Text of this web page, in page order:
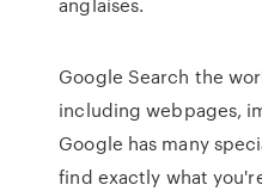
Google Search the
including webpages,
Google has many
find exactly what